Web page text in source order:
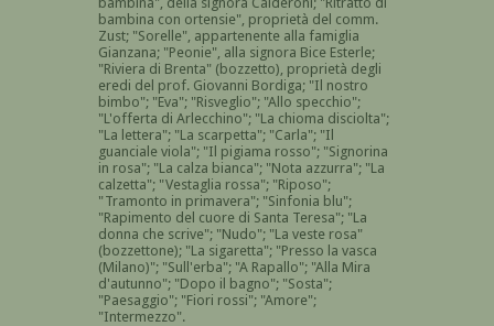
bambina con ortensie", proprietà del comm.
Zust; "Sorelle", appartenente alla famiglia
Gianzana; "Peonie", alla signora Bice Esterle;
"Riviera di Brenta" (bozzetto), proprietà degli
eredi del prof. Giovanni Bordiga; "Il nostro
bimbo"; "Eva"; "Risveglio"; "Allo specchio";
"L'offerta di Arlecchino"; "La chioma disciolta";
"La lettera"; "La scarpetta"; "Carla"; "Il
guanciale viola"; "Il pigiama rosso"; "Signorina
in rosa"; "La calza bianca"; "Nota azzurra"; "La
calzetta"; "Vestaglia rossa"; "Riposo";
"Tramonto in primavera"; "Sinfonia blu";
"Rapimento del cuore di Santa Teresa"; "La
donna che scrive"; "Nudo"; "La veste rosa"
(bozzettone); "La sigaretta"; "Presso la vasca
(Milano)"; "Sull'erba"; "A Rapallo"; "Alla Mira
d'autunno"; "Dopo il bagno"; "Sosta";
"Paesaggio"; "Fiori rossi"; "Amore";
"Intermezzo".